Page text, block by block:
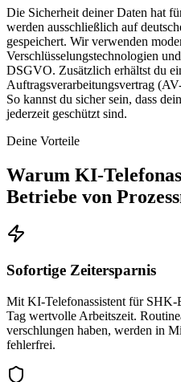
Die Sicherheit deiner Daten hat
werden ausschließlich auf
gespeichert. Wir verwenden
Verschlüsselungstechnologien
DSGVO. Zusätzlich erhältst du
Auftragsverarbeitungsvertrag
So kannst du sicher sein, dass
jederzeit geschützt sind.
Deine Vorteile
Warum KI-
Betriebe von
Sofortige Zeitersparnis
Mit KI-Telefonassistent für SHK-
Tag wertvolle Arbeitszeit.
verschlungen haben, werden in
fehlerfrei.